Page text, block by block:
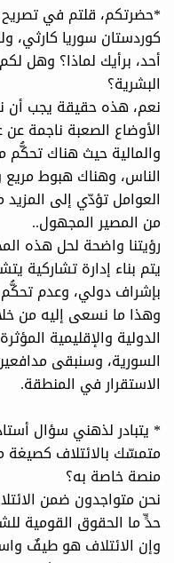
*حضرتكم، قلتم في
كوردستان سوريا كارثي،
أحد، برأيك لماذا؟ وهل
البشرية؟
نعم، هذه حقيقة يجب أن
الأوضاع الصعبة ناجمة عن
والمالية حيث هناك
الناس، وهناك هبوط
العوامل تؤدّي إلى
من المصير المجهول..
رؤيتنا واضحة لحل هذه
يتم بناء إدارة تشاركية
بإشراف دولي، وعدم
وهذا ما نسعى إليه من
الدولية والإقليمية
السورية، وسنبقى
الاستقرار في المنطقة.
* يتبادر لذهني سؤال
متمسّك بالائتلاف كصيغة
منصة خاصة به؟
نحن متواجدون ضمن
حدٍّ ما الحقوق القومية
وإن الائتلاف هو طيفٌ